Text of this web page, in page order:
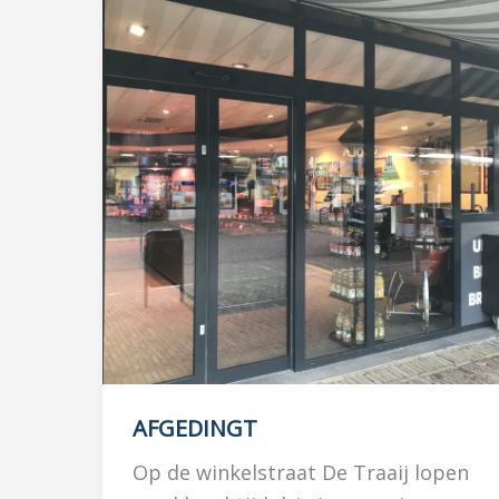
AFGEDINGT
Op de winkelstraat De Traaij lopen